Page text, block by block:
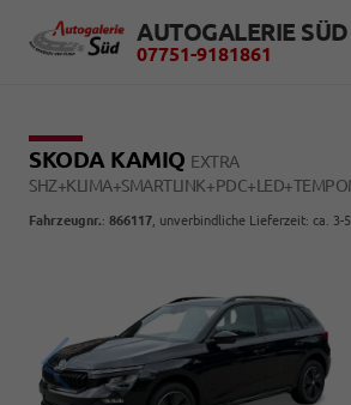
AUTOGALERIE
07751-9181861
SKODA KAMIQ EXTRA
Fahrzeugnr.: 866117 , unverbindliche Lieferzeit: ca. 3-